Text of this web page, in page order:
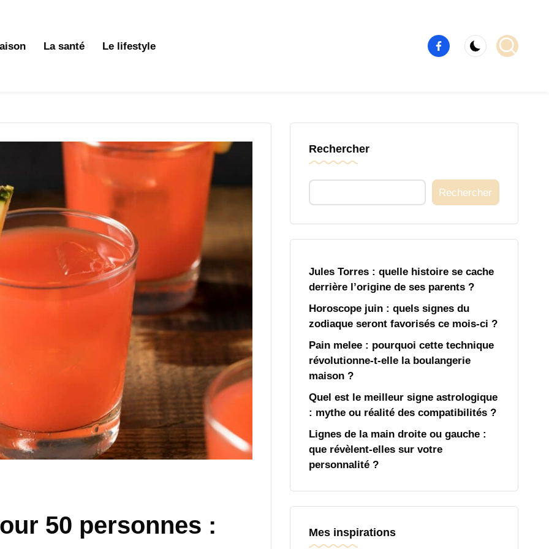
La santé Le lifestyle
Élément
de
50 personnes :
Rechercher
Rechercher
Jules Torres : quelle histoire se cache
derrière l’origine de ses parents ?
Horoscope juin : quels signes du
zodiaque seront favorisés ce mois-ci ?
Pain melee : pourquoi cette technique
révolutionne-t-elle la boulangerie
maison ?
Quel est le meilleur signe astrologique
: mythe ou réalité des compatibilités ?
Lignes de la main droite ou gauche :
que révèlent-elles sur votre
personnalité ?
Mes inspirations